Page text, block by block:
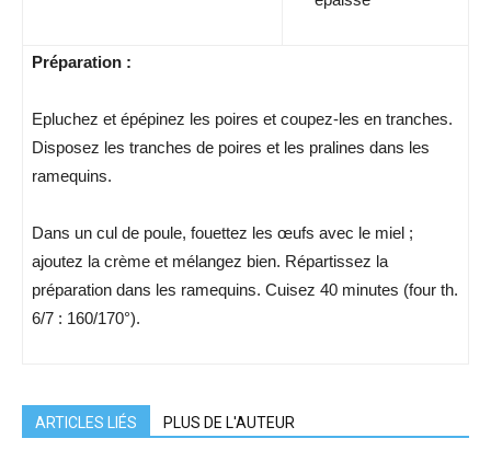
Préparation :
Epluchez et épépinez les poires et coupez-les en tranches.
Disposez les tranches de poires et les pralines dans les
ramequins.
Dans un cul de poule, fouettez les œufs avec le miel ;
ajoutez la crème et mélangez bien. Répartissez la
préparation dans les ramequins. Cuisez 40 minutes (four th.
6/7 : 160/170°).
ARTICLES LIÉS PLUS DE L'AUTEUR